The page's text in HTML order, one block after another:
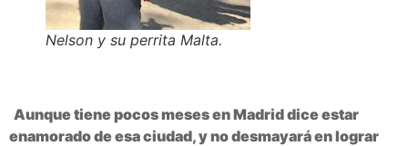
Nelson y su perrita Malta.
Aunque tiene pocos meses en Madrid dice estar
enamorado de esa ciudad, y no desmayará en lograr